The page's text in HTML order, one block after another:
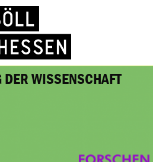
WISSENSCHAFT